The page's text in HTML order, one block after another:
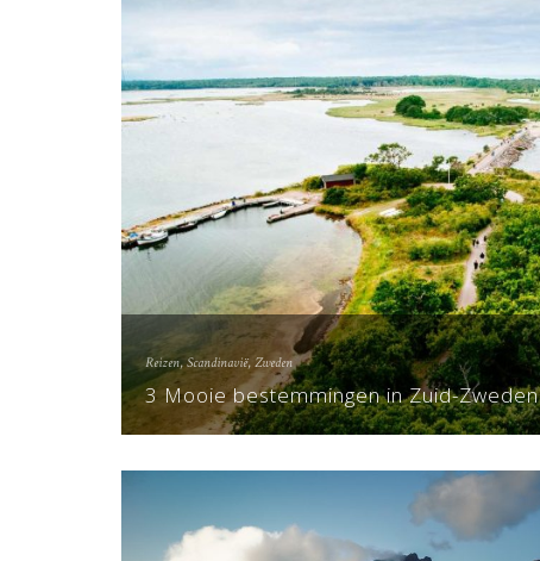
Reizen, Scandinavië, Zweden
3 Mooie bestemmingen in Zuid-Zweden